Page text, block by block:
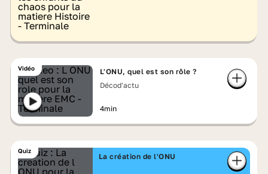
Vidéo
L'ONU, quel est son rôle ?
Décod'actu
4min
Quiz
La création de l'ONU